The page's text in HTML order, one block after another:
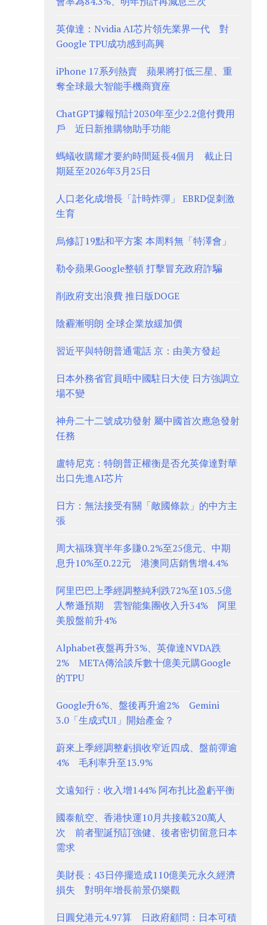
英偉達：Nvidia AI芯片領先業界一代 對
Google TPU成功感到高興
iPhone 17系列熱賣 蘋果將打低三星、重
奪全球最大智能手機商寶座
ChatGPT據報預計2030年至少2.2億付費用
戶 近日新推購物助手功能
螞蟻收購耀才要約時間延長4個月 截止日
期延至2026年3月25日
人口老化成增長「計時炸彈」 EBRD促刺激
生育
烏修訂19點和平方案 本周料無「特澤會」
勒令蘋果Google整頓 打擊冒充政府詐騙
削政府支出浪費 推日版DOGE
陰霾漸明朗 全球企業放緩加價
習近平與特朗普通電話 京：由美方發起
日本外務省官員晤中國駐日大使 日方強調立
場不變
神舟二十二號成功發射 屬中國首次應急發射
任務
盧特尼克：特朗普正權衡是否允英偉達對華
出口先進AI芯片
日方：無法接受有關「敵國條款」的中方主
張
周大福珠寶半年多賺0.2%至25億元、中期
息升10%至0.22元 港澳同店銷售增4.4%
阿里巴巴上季經調整純利跌72%至103.5億
人幣遜預期 雲智能集團收入升34% 阿里
美股盤前升4%
Alphabet夜盤再升3%、英偉達NVDA跌
2% META傳洽談斥數十億美元購Google
的TPU
Google升6%、盤後再升逾2% Gemini
3.0「生成式UI」開始產金？
蔚來上季經調整虧損收窄近四成、盤前彈逾
4% 毛利率升至13.9%
文遠知行：收入增144% 阿布扎比盈虧平衡
國泰航空、香港快運10月共接載320萬人
次 前者聖誕預訂強健、後者密切留意日本
需求
美財長：43日停擺造成110億美元永久經濟
損失 對明年增長前景仍樂觀
日圓兌港元4.97算 日政府顧問：日本可積